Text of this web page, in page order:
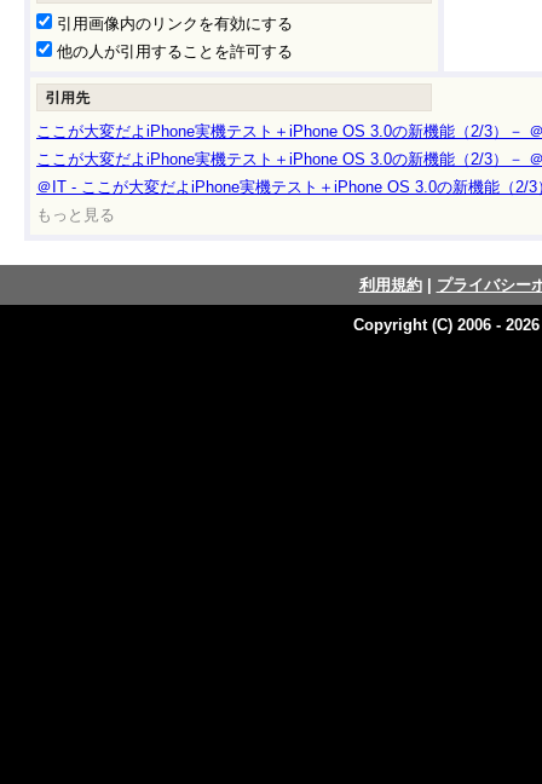
引用画像内のリンクを有効にする
他の人が引用することを許可する
ここが大変だよiPhone実機テスト＋iPhone OS 3.0の新機能（2/3）－
ここが大変だよiPhone実機テスト＋iPhone OS 3.0の新機能（2/3）－
＠IT - ここが大変だよiPhone実機テスト＋iPhone OS 3.0の新機能（2/
もっと見る
利用規約| プライバシー
Copyright (C) 2006 -